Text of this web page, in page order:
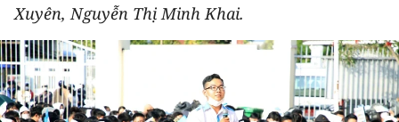
THẾ GIỚI
THỂ THAO
GIÁO DỤC
Xuyên, Nguyễn Thị Minh Khai.